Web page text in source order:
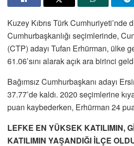
Kuzey Kıbrıs Türk Cumhuriyeti’nde
Cumhurbaşkanlığı seçimlerinde,
(CTP) adayı Tufan Erhürman, ülke
61.06’sını alarak açık ara birinci
Bağımsız Cumhurbaşkanı adayı
37.77’de kaldı. 2020 seçimlerine
puan kaybederken, Erhürman 24
LEFKE EN YÜKSEK KATILIMIN,
KATILIMIN YAŞANDIĞI İLÇE